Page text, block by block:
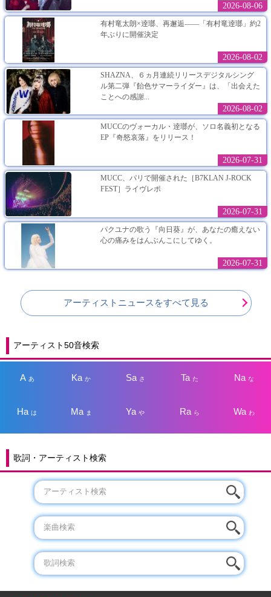
2026-08-06
有村竜太朗×逹瑯、再邂逅――「有村竜逹瑯」約2
年ぶりに開催決定
2026-08-02
SHAZNA、６ヵ月連続リリースデジタルシング
ル第二弾『飴色サマーライダー』は、「出会えた
ことへの感謝...
2026-08-02
MUCCのヴォーカル・逹瑯が、ソロ名義初となる
EP『奇怒哀落』をリリース！
2026-07-31
MUCC、パリで開催された［B7KLAN J-ROCK
FEST］ライヴレポ
2026-07-31
パクユナの歌う『向日葵』が、あなたの癒えない
心の痛みをはんぶんこにしてゆく。
2026-07-31
アーティストニュースをすべて見る
アーティスト50音検索
A あ Kaか Sa さ Taた Na な
Haは Ma ま Yaや Ra ら Wa わ
歌詞・アーティスト検索